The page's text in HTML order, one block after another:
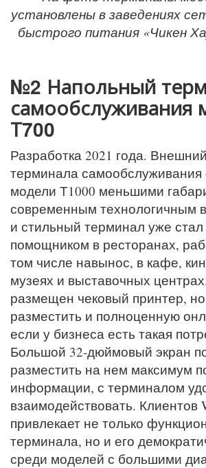
установлены в заведениях
быстрого питания «Чикен
№2 Напольный
самообслуживания
Т700
Разработка 2021 года.
терминала самообслуживания
модели Т1000 меньшими
современным технологичным
и стильный терминал уже
помощником в ресторанах,
том числе навынос, в кафе,
музеях и выставочных
размещен чековый принтер,
разместить и полноценную
если у бизнеса есть такая
Большой 32-дюймовый экран
разместить на нем максимум
информации, с терминалом
взаимодействовать. Клиентов
привлекает не только
терминала, но и его
среди моделей с большими